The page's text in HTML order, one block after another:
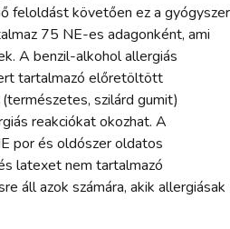
feloldást követően ez a gyógyszer
75 NE-es adagonként, ami
A benzil-alkohol allergiás
tartalmazó előretöltött
szilárd gumit)
reakciókat okozhat. A
por és oldószer oldatos
latexet nem tartalmazó
áll azok számára, akik allergiásak